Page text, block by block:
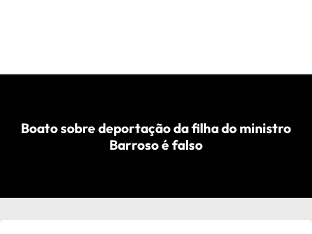
Boato sobre deportação da filha do ministro
Barroso é falso